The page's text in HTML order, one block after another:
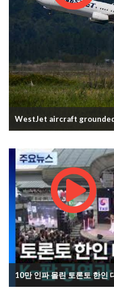
WestJet aircraft
10만 인파 몰린 토론토 한인